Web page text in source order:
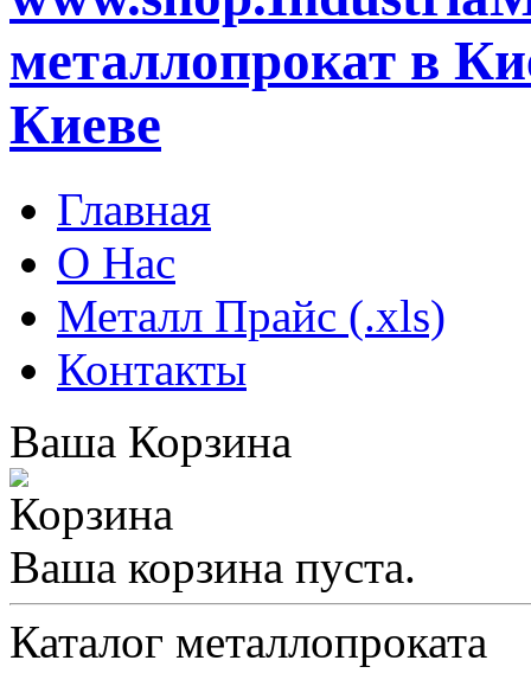
металлопрокат в
Киеве
Главная
О Нас
Металл Прайс (.xls)
Контакты
Ваша Корзина
Ваша корзина пуста.
Каталог металлопроката